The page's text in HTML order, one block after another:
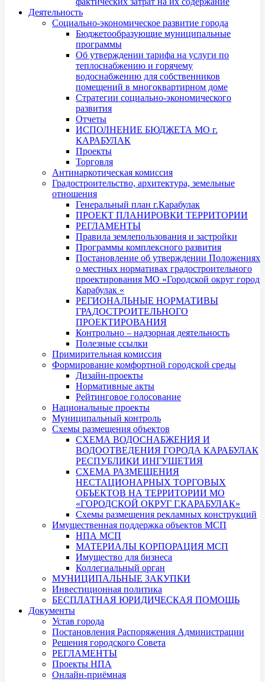
Деятельность
Социально-экономическое развитие города
Бюджетообразующие муниципальные
программы
Об утверждении тарифа на услуги по
теплоснабжению и горячему
водоснабжению для собственников
помещений в многоквартирном доме
Стратегии социально-экономического
развития
Отчеты
ИСПОЛНЕНИЕ БЮДЖЕТА МО г.
КАРАБУЛАК
Проекты
Торговля
Антинаркотическая комиссия
Градостроительство, архитектура, земельные
отношения
Генеральный план г.Карабулак
ПРОЕКТ ПЛАНИРОВКИ ТЕРРИТОРИИ
РЕГЛАМЕНТЫ
Правила землепользования и застройки
Программы комплексного развития
Постановление об утверждении Положениях
о местных нормативах градостроительного
проектирования МО «Городской округ город
Карабулак «
РЕГИОНАЛЬНЫЕ НОРМАТИВЫ
ГРАДОСТРОИТЕЛЬНОГО
ПРОЕКТИРОВАНИЯ
Контрольно – надзорная деятельность
Полезные ссылки
Примирительная комиссия
Формирование комфортной городской среды
Дизайн-проекты
Нормативные акты
Рейтинговое голосование
Национальные проекты
Муниципальный контроль
Схемы размещения объектов
СХЕМА ВОДОСНАБЖЕНИЯ И
ВОДООТВЕДЕНИЯ ГОРОДА КАРАБУЛАК
РЕСПУБЛИКИ ИНГУШЕТИЯ
СХЕМА РАЗМЕЩЕНИЯ
НЕСТАЦИОНАРНЫХ ТОРГОВЫХ
ОБЪЕКТОВ НА ТЕРРИТОРИИ МО
«ГОРОДСКОЙ ОКРУГ Г.КАРАБУЛАК»
Схемы размещения рекламных конструкций
Имущественная поддержка объектов МСП
НПА МСП
МАТЕРИАЛЫ КОРПОРАЦИЯ МСП
Имущество для бизнеса
Коллегиальный орган
МУНИЦИПАЛЬНЫЕ ЗАКУПКИ
Инвестиционная политика
БЕСПЛАТНАЯ ЮРИДИЧЕСКАЯ ПОМОЩЬ
Документы
Устав города
Постановления Распоряжения Администрации
Решения городского Совета
РЕГЛАМЕНТЫ
Проекты НПА
Онлайн-приёмная